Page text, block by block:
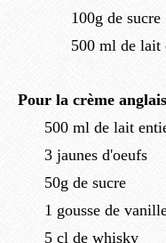
100g de sucre
500 ml de lait
Pour la crème
500 ml de lait
3 jaunes d'oeufs
50g de sucre
1 gousse de
5 cl de whisky